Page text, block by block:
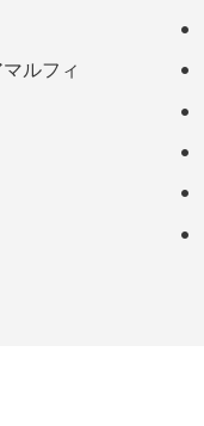
ルフィ